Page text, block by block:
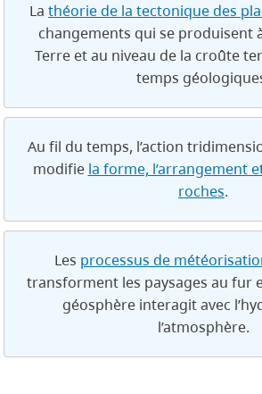
La théorie de la tectonique des
changements qui se produisent
Terre et au niveau de la croûte
temps
Au fil du temps, l’action
modifie la forme, l’arrangement
roches.
Les processus de
transforment les paysages au fur
géosphère interagit avec
l’atmosphère.